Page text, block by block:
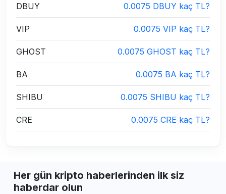
DBUY 0.0075 DBUY kaç TL?
VIP 0.0075 VIP kaç TL?
GHOST 0.0075 GHOST kaç TL?
BA 0.0075 BA kaç TL?
SHIBU 0.0075 SHIBU kaç TL?
CRE 0.0075 CRE kaç TL?
Her gün kripto haberlerinden ilk siz
haberdar olun